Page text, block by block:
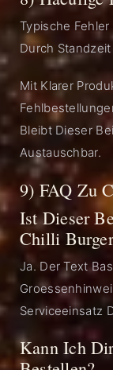
Typische
Durch
Mit Klarer
Bleibt Dieser
Austauschbar.
9) FAQ Zu
Ist Dieser
Chilli
Ja. Der Text
Serviceeinsatz
Kann Ich